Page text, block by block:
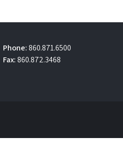
Phone:860.871.6500
Fax:860.872.3468